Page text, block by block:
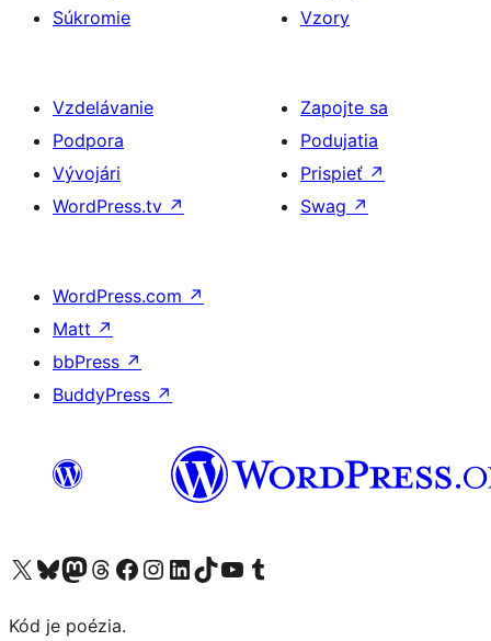
Súkromie
Vzory
Vzdelávanie
Podpora
Vývojári
WordPress.tv ↗
Zapojte sa
Podujatia
Prispieť ↗
Swag ↗
WordPress.com ↗
Matt ↗
bbPress ↗
BuddyPress ↗
Navštívte náš účet na X (predtým Twitter)
Navštívte náš účet na platforme Bluesky
Navštívte náš účet na Mastodone
Navštívte náš účet na platforme Threads
Navštívte našu stránku na Facebooku
Navštívte náš účet Instagram
Navštívte náš účet LinkedIn
Navštívte náš účet na platforme TikTok
Navštívte náš kanál YouTube
Navštívte náš účet na platforme Tumblr
Kód je poézia.